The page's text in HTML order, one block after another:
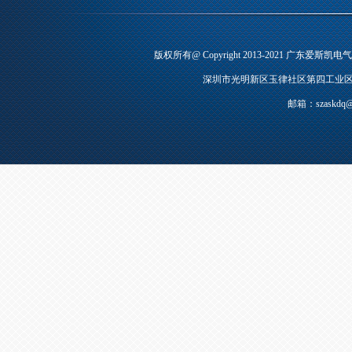
版权所有@ Copyright 2013-2021 广东爱斯凯电
深圳市光明新区玉律社区第四工业
邮箱：